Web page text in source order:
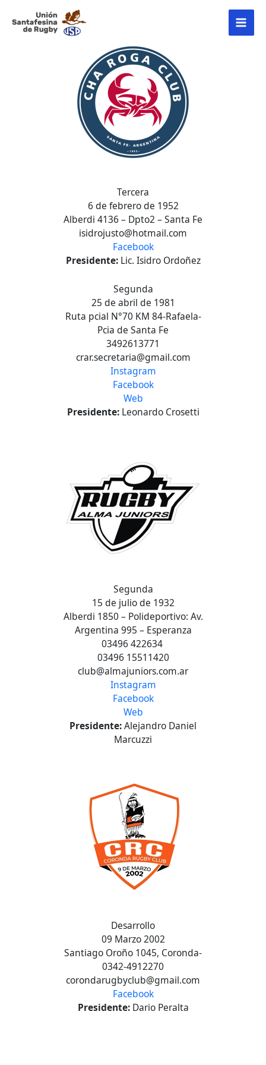
contenido
Tercera
6 de febrero de 1952
Alberdi 4136 – Dpto2 – Santa Fe
isidrojusto@hotmail.com
Facebook
Presidente: Lic. Isidro Ordoñez
Segunda
25 de abril de 1981
Ruta pcial N°70 KM 84-Rafaela-
Pcia de Santa Fe
3492613771
crar.secretaria@gmail.com
Instagram
Facebook
Web
Presidente: Leonardo Crosetti
Segunda
15 de julio de 1932
Alberdi 1850 – Polideportivo: Av.
Argentina 995 – Esperanza
03496 422634
03496 15511420
club@almajuniors.com.ar
Instagram
Facebook
Web
Presidente:Alejandro Daniel
Marcuzzi
Desarrollo
09 Marzo 2002
Santiago Oroño 1045, Coronda-
0342-4912270
corondarugbyclub@gmail.com
Facebook
Presidente: Dario Peralta